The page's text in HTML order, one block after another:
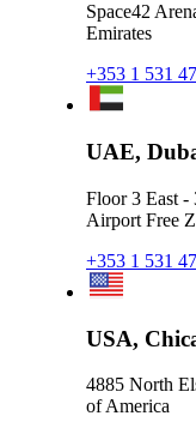
Space42
Emirates
+353 1 531
UAE,
Floor 3 East
Airport Free
+353 1 531
USA,
4885 North
of America